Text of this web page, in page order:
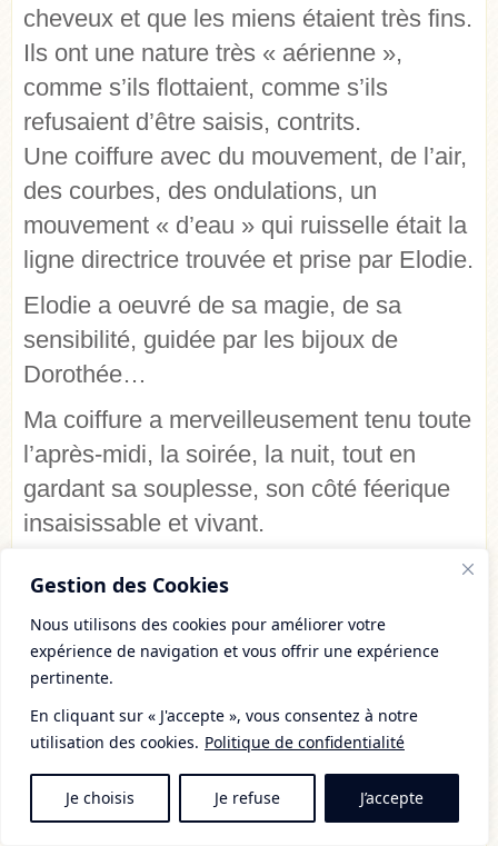
Gestion des Cookies
Nous utilisons des cookies pour améliorer votre
expérience de navigation et vous offrir une expérience
pertinente.
En cliquant sur « J'accepte », vous consentez à notre
utilisation des cookies. Politique de confidentialité
Je choisis Je refuse J’accepte
cheveux et que les miens étaient très fins.
Ils ont une nature très « aérienne »,
comme s’ils flottaient, comme s’ils
refusaient d’être saisis, contrits.
Une coiffure avec du mouvement, de l’air,
des courbes, des ondulations, un
mouvement « d’eau » qui ruisselle était la
ligne directrice trouvée et prise par Elodie.
Elodie a oeuvré de sa magie, de sa
sensibilité, guidée par les bijoux de
Dorothée…
Ma coiffure a merveilleusement tenu toute
l’après-midi, la soirée, la nuit, tout en
gardant sa souplesse, son côté féerique
insaisissable et vivant.
longueur de mes cheveux sur les photos :
j’ignorais les avoir aussi longs…
Une vraie chevelure de fée qui aura fait
sourire celles qui veillaient, au Ciel, sur
moi, sur nous, en ce jour si précieux…